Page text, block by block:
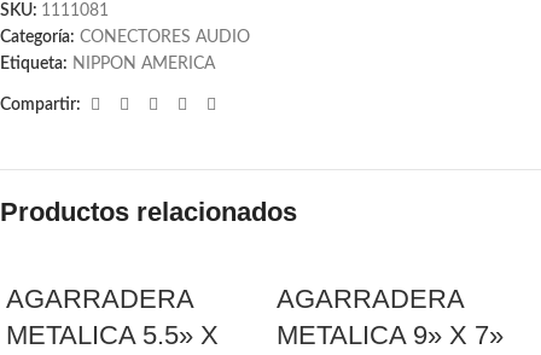
SKU: 1111081
Categoría: CONECTORES AUDIO
Etiqueta: NIPPON AMERICA
Compartir:
Productos relacionados
AGARRADERA
METALICA 5.5» X
AGARRADERA
METALICA 9» X 7»